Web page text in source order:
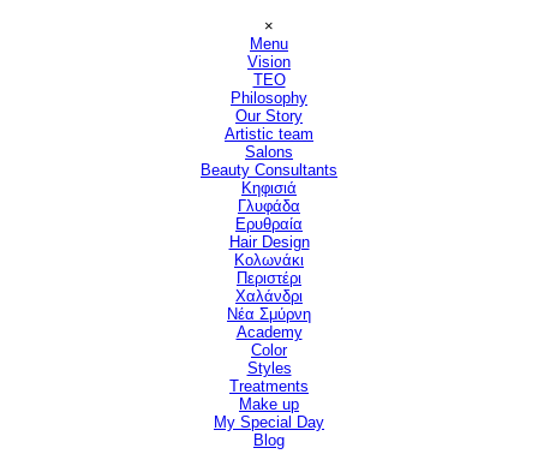
×
Menu
Vision
TEO
Philosophy
Our Story
Artistic team
Salons
Beauty Consultants
Κηφισιά
Γλυφάδα
Ερυθραία
Hair Design▼
Κολωνάκι
Περιστέρι
Χαλάνδρι
Νέα Σμύρνη
Academy
Color
Styles
Treatments
Make up
My Special Day
Blog